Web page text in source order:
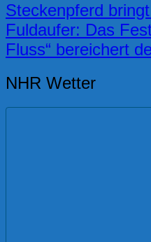
Steckenpferd
Fuldaufer: Das
Fluss“ bereichert
NHR Wetter